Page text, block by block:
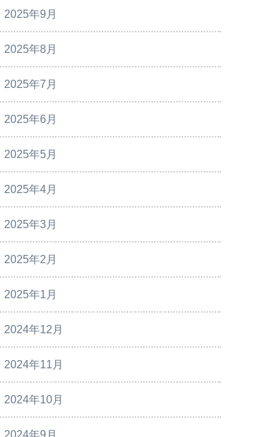
2025年9月
2025年8月
2025年7月
2025年6月
2025年5月
2025年4月
2025年3月
2025年2月
2025年1月
2024年12月
2024年11月
2024年10月
2024年9月